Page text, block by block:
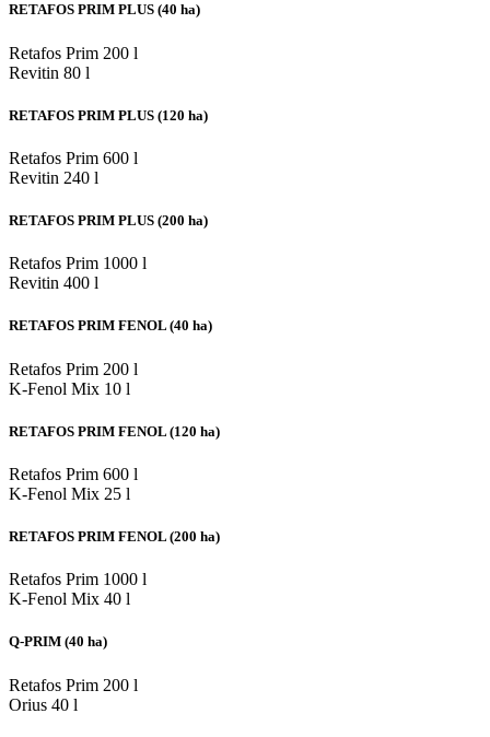
RETAFOS PRIM PLUS (40 ha)
Retafos Prim 200 l
Revitin 80 l
RETAFOS PRIM PLUS (120 ha)
Retafos Prim 600 l
Revitin 240 l
RETAFOS PRIM PLUS (200 ha)
Retafos Prim 1000 l
Revitin 400 l
RETAFOS PRIM FENOL (40 ha)
Retafos Prim 200 l
K-Fenol Mix 10 l
RETAFOS PRIM FENOL (120 ha)
Retafos Prim 600 l
K-Fenol Mix 25 l
RETAFOS PRIM FENOL (200 ha)
Retafos Prim 1000 l
K-Fenol Mix 40 l
Q-PRIM (40 ha)
Retafos Prim 200 l
Orius 40 l